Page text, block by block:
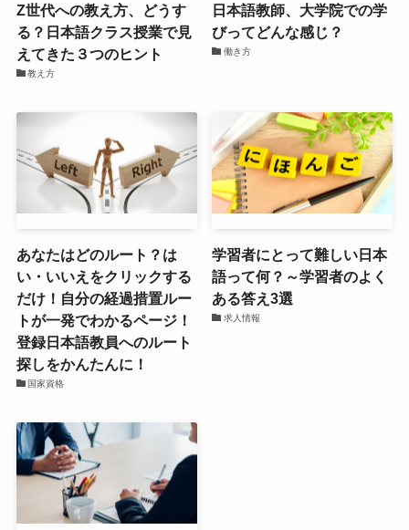
Z世代への教え方、どうす
る？日本語クラス授業で見
えてきた３つのヒント
教え方
日本語教師、大学院での学
びってどんな感じ？
働き方
あなたはどのルート？は
い・いいえをクリックする
だけ！自分の経過措置ルー
トが一発でわかるページ！
登録日本語教員へのルート
探しをかんたんに！
国家資格
学習者にとって難しい日本
語って何？～学習者のよく
ある答え3選
求人情報